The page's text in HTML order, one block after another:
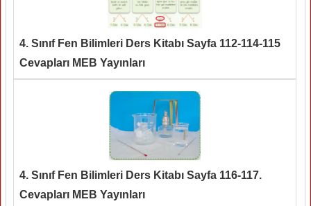
4. Sınıf Fen Bilimleri Ders Kitabı Sayfa 112-114-115
Cevapları MEB Yayınları
4. Sınıf Fen Bilimleri Ders Kitabı Sayfa 116-117.
Cevapları MEB Yayınları